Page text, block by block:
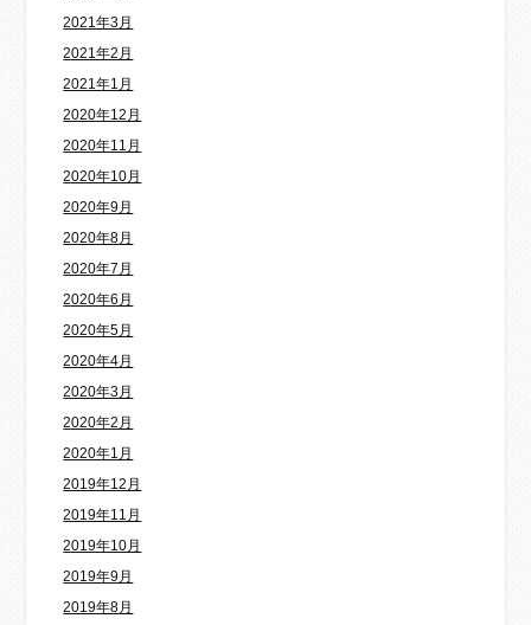
2021年3月
2021年2月
2021年1月
2020年12月
2020年11月
2020年10月
2020年9月
2020年8月
2020年7月
2020年6月
2020年5月
2020年4月
2020年3月
2020年2月
2020年1月
2019年12月
2019年11月
2019年10月
2019年9月
2019年8月